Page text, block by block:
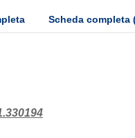
Scheda completa